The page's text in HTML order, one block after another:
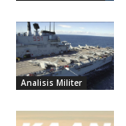
Analisis Militer